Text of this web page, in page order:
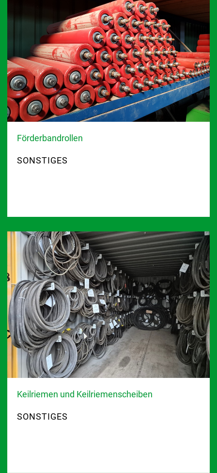
Förderbandrollen
SONSTIGES
Keilriemen und Keilriemenscheiben
SONSTIGES